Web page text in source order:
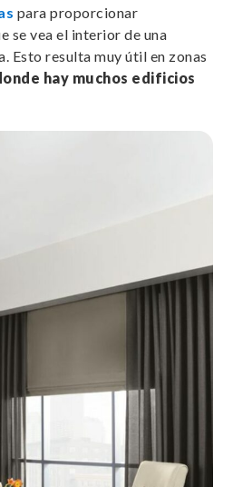
para proporcionar
se vea el interior de una
Esto resulta muy útil en zonas
hay muchos edificios